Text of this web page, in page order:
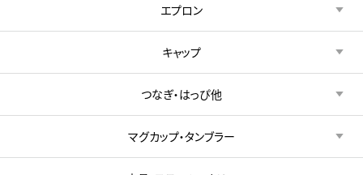
エプロン
キャップ
つなぎ・はっぴ他
マグカップ・タンブラー